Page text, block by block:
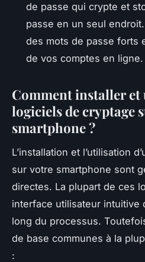
de passe qui crypte et
passe en un seul
des mots de passe forts
de vos comptes en ligne.
Comment installer
logiciels de cryptage
smartphone ?
L’installation et l’utilisation
sur votre smartphone sont
directes. La plupart de ces
interface utilisateur intuitive
long du processus.
de base communes à la
: